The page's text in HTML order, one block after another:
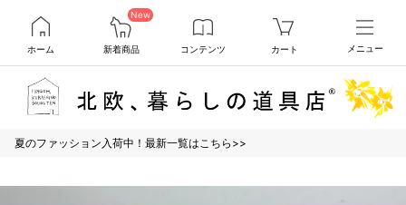
ホーム
New
新着商品 コンテンツ カート メニュー
夏のファッション入荷中！最新一覧はこちら>>